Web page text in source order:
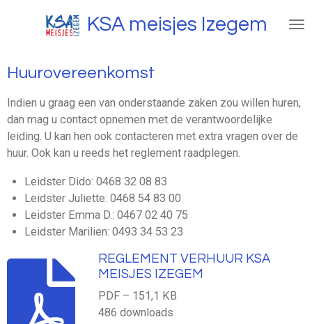
de
hoofdinhoud
KSA meisjes Izegem
Huurovereenkomst
Indien u graag een van onderstaande zaken zou willen huren,
dan mag u contact opnemen met de verantwoordelijke
leiding. U kan hen ook contacteren met extra vragen over de
huur. Ook kan u reeds het reglement raadplegen.
Leidster Dido: 0468 32 08 83
Leidster Juliette: 0468 54 83 00
Leidster Emma D.: 0467 02 40 75
Leidster Marilien: 0493 34 53 23
REGLEMENT VERHUUR KSA
MEISJES IZEGEM
PDF – 151,1 KB
486 downloads